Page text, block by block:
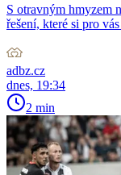
S otravným hmyzem
řešení, které si pro
adbz.cz
dnes, 19:34
2 min